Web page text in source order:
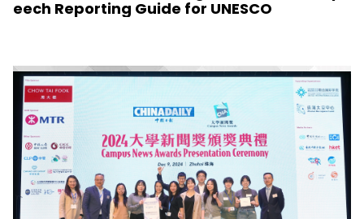
eech Reporting Guide for UNESCO